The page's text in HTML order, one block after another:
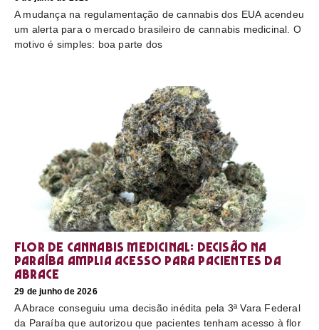
A mudança na regulamentação de cannabis dos EUA acendeu
um alerta para o mercado brasileiro de cannabis medicinal. O
motivo é simples: boa parte dos
Flor de cannabis medicinal: decisão na
Paraíba amplia acesso para pacientes da
Abrace
29 de junho de 2026
A Abrace conseguiu uma decisão inédita pela 3ª Vara Federal
da Paraíba que autorizou que pacientes tenham acesso à flor